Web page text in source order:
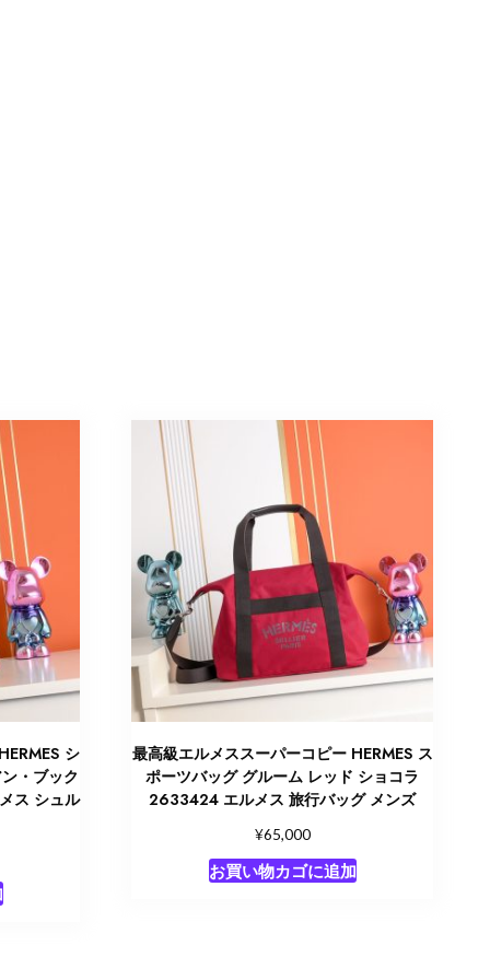
シ
・ブック
ス シュル
最高級エルメススーパーコピー HERMES ス
ポーツバッグ グルーム レッド ショコラ
2633424 エルメス 旅行バッグ メンズ
¥65,000
お買い物カゴに追加